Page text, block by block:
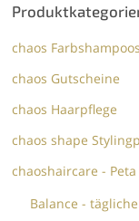
chaos Farbshampoos
chaos Gutscheine
chaos Haarpflege
chaos shape
chaoshaircare -
Balance -